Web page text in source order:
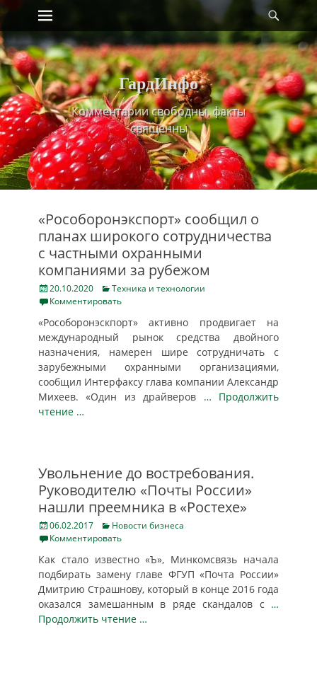
Skip
content
Primary Menu
ГардИнфо
Комментарии свободны, факты
священны
«Рособоронэкспорт» сообщил о
планах широкого сотрудничества
с частными охранными
компаниями за рубежом
Posted
on
20.10.2020 Categories
Техника и технологии
Комментировать
«Рособоронэскпорт» активно продвигает на
международный рынок средства двойного
назначения, намерен шире сотрудничать с
зарубежными охранными организациями,
сообщил Интерфаксу глава компании Александр
Михеев. «Один из драйверов … Продолжить
чтение …
Увольнение до востребования.
Руководителю «Почты России»
нашли преемника в «Ростехе»
Posted
on
06.02.2017 Categories
Новости бизнеса
Комментировать
Как стало известно «Ъ», Минкомсвязь начала
подбирать замену главе ФГУП «Почта России»
Дмитрию Страшнову, который в конце 2016 года
оказался замешанным в ряде скандалов с …
Продолжить чтение …